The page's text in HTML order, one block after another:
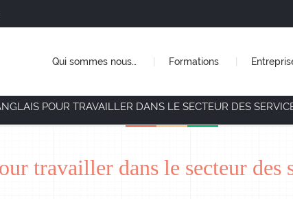
Qui sommes nous… Formations
POUR TRAVAILLER DANS LE SECTEUR DES
travailler dans le secteur des